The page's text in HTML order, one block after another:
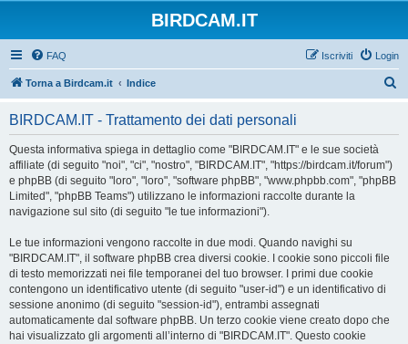
BIRDCAM.IT
FAQ Login
Iscriviti
Torna a Birdcam.it Indice
BIRDCAM.IT - Trattamento dei dati personali
Questa informativa spiega in dettaglio come "BIRDCAM.IT" e le sue società
affiliate (di seguito "noi", "ci", "nostro", "BIRDCAM.IT", "https://birdcam.it/forum")
e phpBB (di seguito "loro", "loro", "software phpBB", "www.phpbb.com", "phpBB
Limited", "phpBB Teams") utilizzano le informazioni raccolte durante la
navigazione sul sito (di seguito "le tue informazioni").
Le tue informazioni vengono raccolte in due modi. Quando navighi su
"BIRDCAM.IT", il software phpBB crea diversi cookie. I cookie sono piccoli file
di testo memorizzati nei file temporanei del tuo browser. I primi due cookie
contengono un identificativo utente (di seguito "user-id") e un identificativo di
sessione anonimo (di seguito "session-id"), entrambi assegnati
automaticamente dal software phpBB. Un terzo cookie viene creato dopo che
hai visualizzato gli argomenti all’interno di "BIRDCAM.IT". Questo cookie